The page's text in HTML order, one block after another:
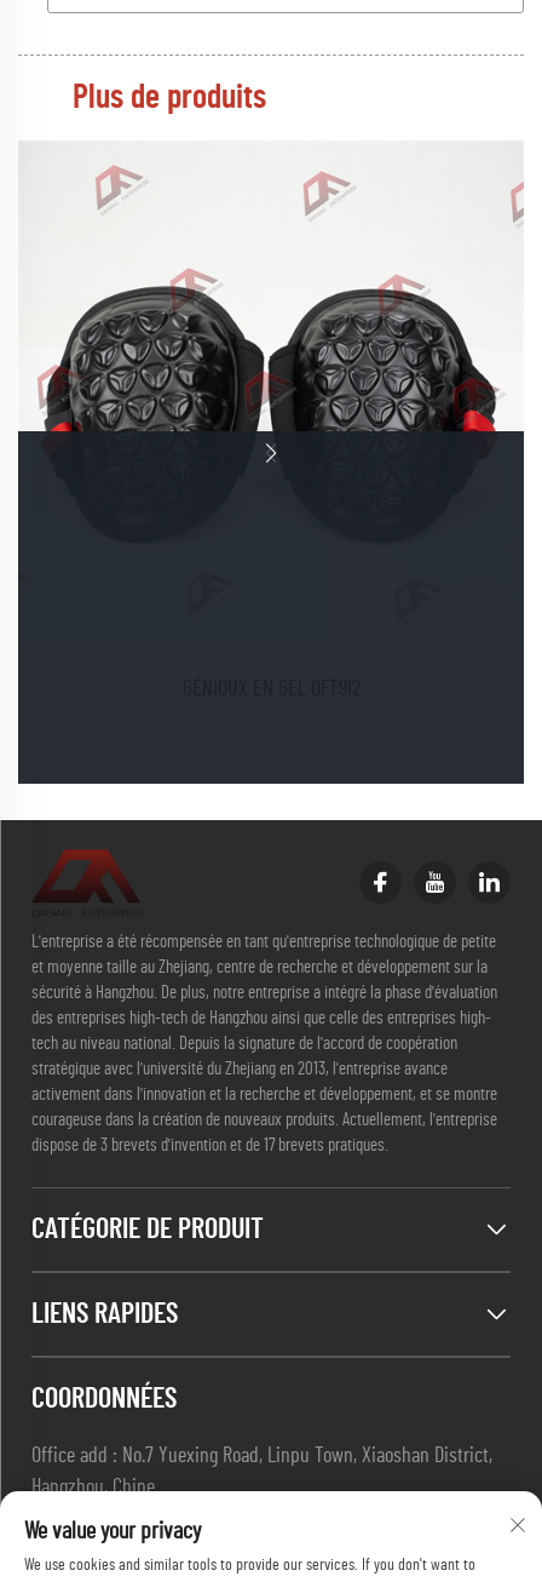
Plus de produits
L'entreprise a été récompensée en tant qu'entreprise technologique de petite
et moyenne taille au Zhejiang, centre de recherche et développement sur la
sécurité à Hangzhou. De plus, notre entreprise a intégré la phase d'évaluation
des entreprises high-tech de Hangzhou ainsi que celle des entreprises high-
tech au niveau national. Depuis la signature de l'accord de coopération
stratégique avec l'université du Zhejiang en 2013, l'entreprise avance
activement dans l'innovation et la recherche et développement, et se montre
courageuse dans la création de nouveaux produits. Actuellement, l'entreprise
dispose de 3 brevets d'invention et de 17 brevets pratiques.
CATÉGORIE DE PRODUIT
LIENS RAPIDES
COORDONNÉES
Office add : No.7 Yuexing Road, Linpu Town, Xiaoshan District,
Hangzhou, Chine
E-mail :
[email protected]
+86-13967169961
We value your privacy
We use cookies and similar tools to provide our services. If you don't want to